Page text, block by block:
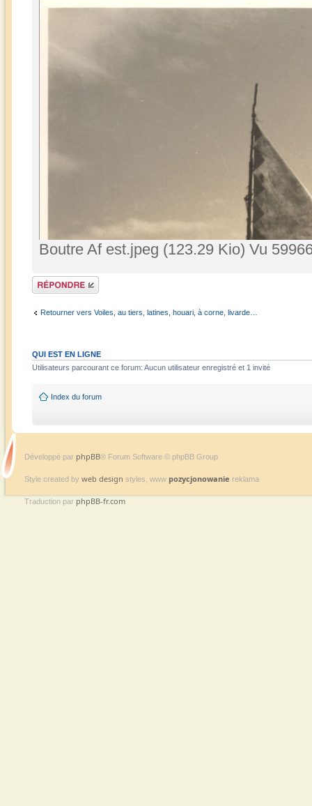
Boutre Af est.jpeg (123.29 Kio) Vu
Répondre
Retourner vers Voiles, au tiers, latines, houari, à corne, livarde…
QUI EST EN LIGNE
Utilisateurs parcourant ce forum: Aucun utilisateur enregistré et 1 invité
Index du forum
Développé par phpBB® Forum Software © phpBB Group
Style created by web design styles, www pozycjonowanie reklama
Traduction par phpBB-fr.com